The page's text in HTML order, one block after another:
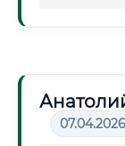
07.04.2026